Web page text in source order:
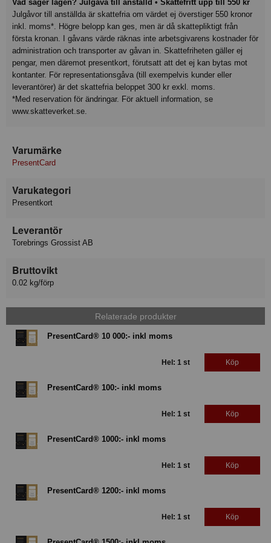
Vad säger lagen? Julgåva till anställd • Skattefritt upp till 550 kr
Julgåvor till anställda är skattefria om värdet ej överstiger 550 kronor
inkl. moms*. Högre belopp kan ges, men är då skattepliktigt från
första kronan. I gåvans värde räknas inte arbetsgivarens kostnader för
administration och transporter av gåvan in. Skattefriheten gäller ej
pengar, men däremot presentkort, förutsatt att det ej kan bytas mot
kontanter. För representationsgåva (till exempelvis kunder eller
leverantörer) är det skattefria beloppet 300 kr exkl. moms.
*Med reservation för ändringar. För aktuell information, se
www.skatteverket.se.
Varumärke
PresentCard
Varukategori
Presentkort
Leverantör
Torebrings Grossist AB
Bruttovikt
0.02 kg/förp
Relaterade produkter
PresentCard® 10 000:- inkl moms
Hel: 1 st Köp
PresentCard® 100:- inkl moms
Hel: 1 st Köp
PresentCard® 1000:- inkl moms
Hel: 1 st Köp
PresentCard® 1200:- inkl moms
Hel: 1 st Köp